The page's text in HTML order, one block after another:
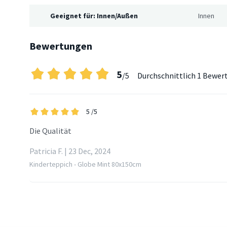
Geeignet für: Innen/Außen Innen
Bewertungen
5/5 Durchschnittlich 1
5 /5
Die Qualität
Patricia F. | 23 Dec, 2024
Kinderteppich - Globe Mint 80x150cm